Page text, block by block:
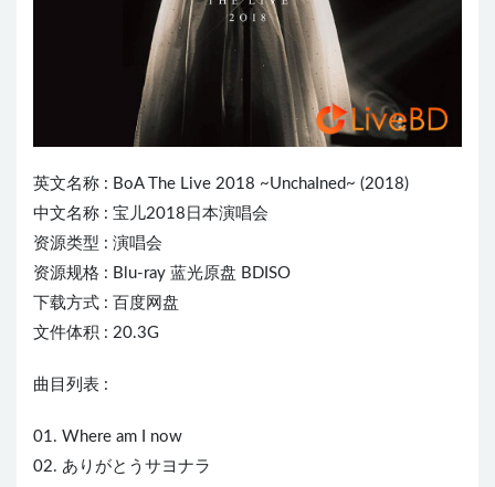
英文名称 : BoA The Live 2018 ~UnchaIned~ (2018)
中文名称 : 宝儿2018日本演唱会
资源类型 : 演唱会
资源规格 : Blu-ray 蓝光原盘 BDISO
下载方式 : 百度网盘
文件体积 : 20.3G
曲目列表 :
01. Where am I now
02. ありがとうサヨナラ